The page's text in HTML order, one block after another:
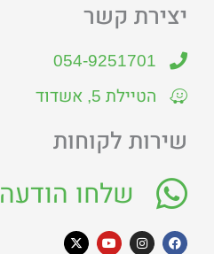
יצירת קשר
054-9251701
הטיילת 5, אשדוד
שירות לקוחות
שלחו הודעה
F
a
I
n
Y
o
X
-